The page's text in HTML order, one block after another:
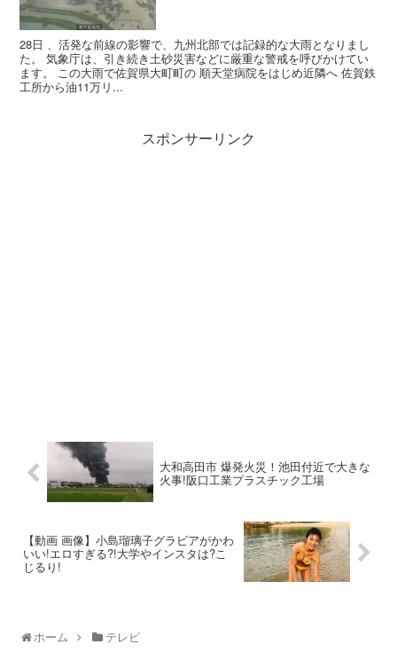
28日 、活発な前線の影響で、九州北部では記録的な大雨となりまし
た。 気象庁は、引き続き土砂災害などに厳重な警戒を呼びかけてい
ます。 この大雨で佐賀県大町町の 順天堂病院をはじめ近隣へ 佐賀鉄
工所から油11万リ...
スポンサーリンク
大和高田市 爆発火災！池田付近で大きな
火事!阪口工業プラスチック工場
【動画 画像】小島瑠璃子グラビアがかわ
いい!エロすぎる?!大学やインスタは?こ
じるり!
ホーム テレビ